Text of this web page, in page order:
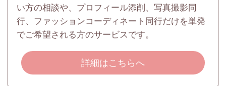
い方の相談や、プロフィール添削、写真撮影同
行、ファッションコーディネート同行だけを単発
でご希望される方のサービスです。
詳細はこちらへ